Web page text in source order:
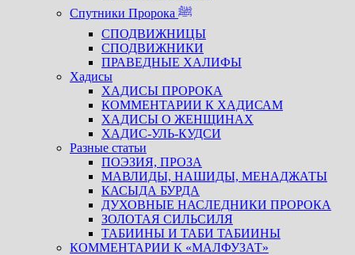
Спутники Пророка ﷺ
СПОДВИЖНИЦЫ
СПОДВИЖНИКИ
ПРАВЕДНЫЕ ХАЛИФЫ
Хадисы
ХАДИСЫ ПРОРОКА
КОММЕНТАРИИ К ХАДИСАМ
ХАДИСЫ О ЖЕНЩИНАХ
ХАДИС-УЛЬ-КУДСИ
Разные статьи
ПОЭЗИЯ, ПРОЗА
МАВЛИДЫ, НАШИДЫ, МЕНАДЖАТЫ
КАСЫДА БУРДА
ДУХОВНЫЕ НАСЛЕДНИКИ ПРОРОКА
ЗОЛОТАЯ СИЛЬСИЛЯ
ТАБИИНЫ И ТАБИ ТАБИИНЫ
КОММЕНТАРИИ К «МАЛФУЗАТ»